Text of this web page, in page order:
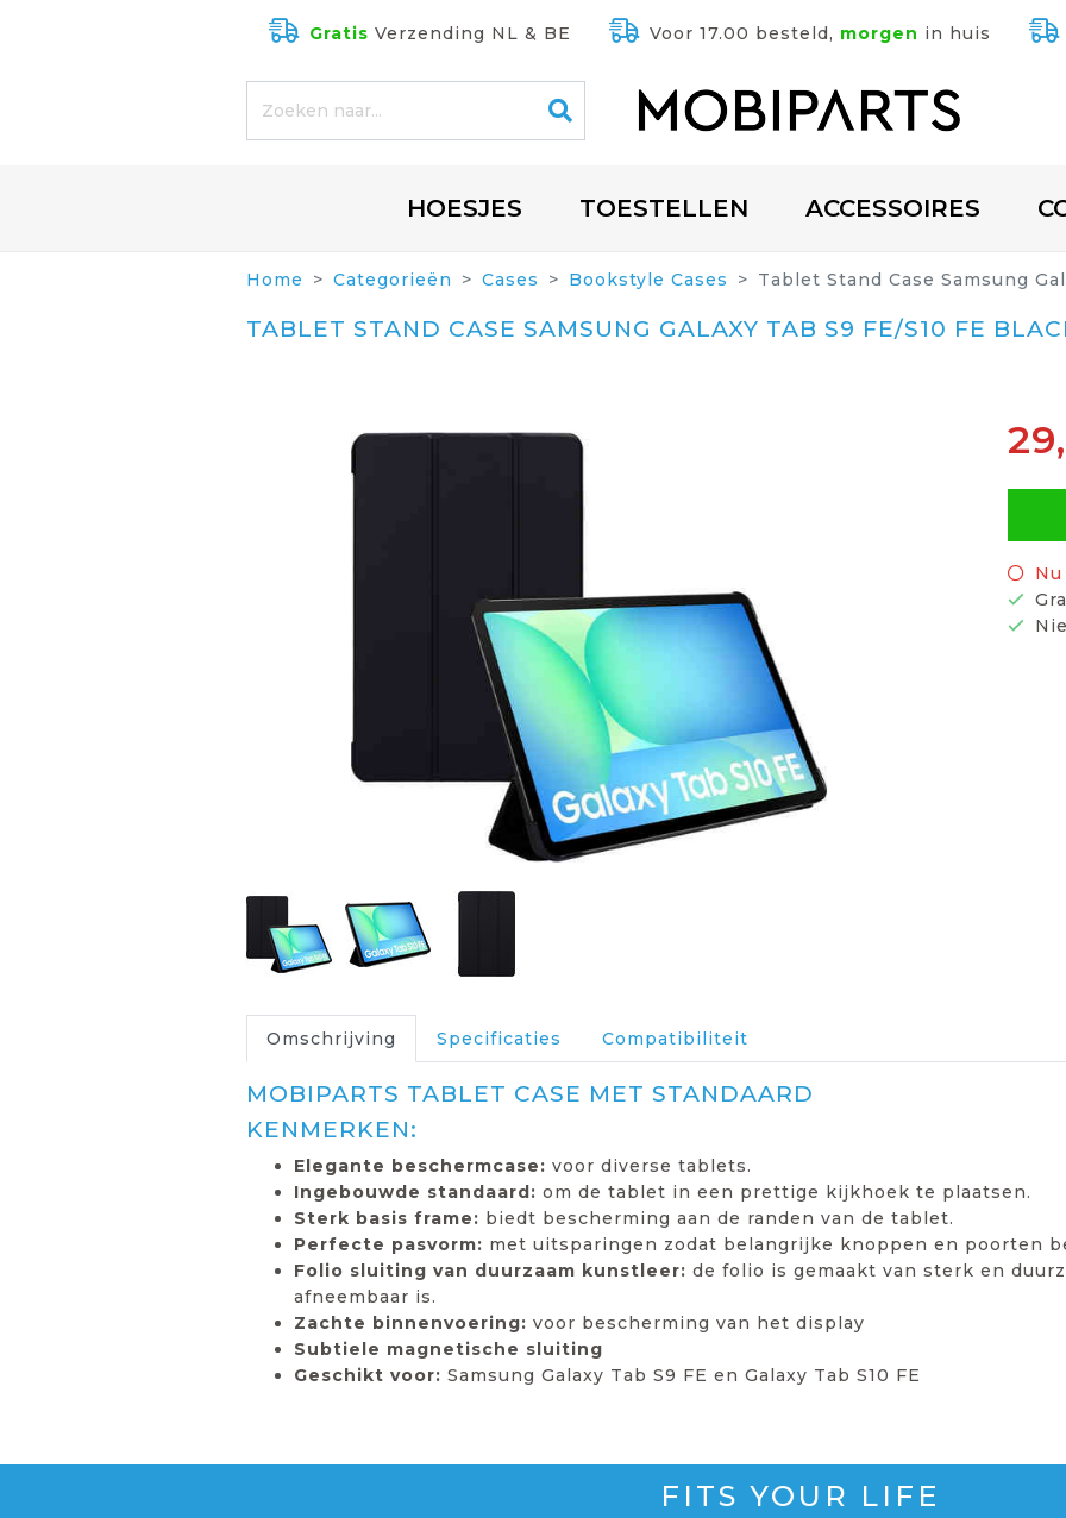
Gratis Verzending NL & BE Voor 17.00 besteld, morgen in huis
HOESJES TOESTELLEN ACCESSOIRES
Home Categorieën Cases Bookstyle Cases Tablet Stand Case Samsung
TABLET STAND CASE SAMSUNG GALAXY TAB S9 FE/S10 FE
29,
Omschrijving Specificaties Compatibiliteit
MOBIPARTS TABLET CASE MET STANDAARD
KENMERKEN:
Elegante beschermcase: voor diverse tablets.
Ingebouwde standaard: om de tablet in een prettige kijkhoek te plaatsen.
Sterk basis frame: biedt bescherming aan de randen van de tablet.
Perfecte pasvorm: met uitsparingen zodat belangrijke knoppen en poorten
Folio sluiting van duurzaam kunstleer: de folio is gemaakt van sterk en
afneembaar is.
Zachte binnenvoering: voor bescherming van het display
Subtiele magnetische sluiting
Geschikt voor: Samsung Galaxy Tab S9 FE en Galaxy Tab S10 FE
FITS YOUR LIFE